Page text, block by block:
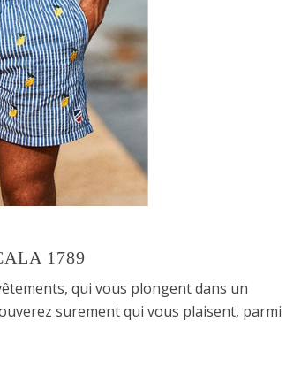
1789
qui vous plongent dans un
surement qui vous plaisent, parmi